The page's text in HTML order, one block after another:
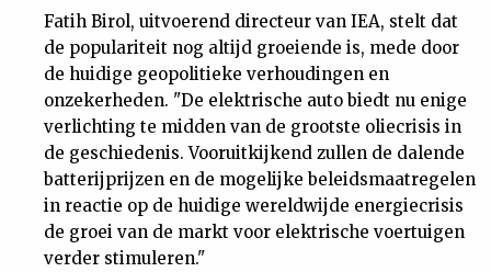
Fatih Birol, uitvoerend directeur van IEA, stelt dat
de populariteit nog altijd groeiende is, mede door
de huidige geopolitieke verhoudingen en
onzekerheden. "De elektrische auto biedt nu enige
verlichting te midden van de grootste oliecrisis in
de geschiedenis. Vooruitkijkend zullen de dalende
batterijprijzen en de mogelijke beleidsmaatregelen
in reactie op de huidige wereldwijde energiecrisis
de groei van de markt voor elektrische voertuigen
verder stimuleren."